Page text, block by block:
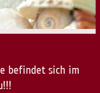
befindet sich im